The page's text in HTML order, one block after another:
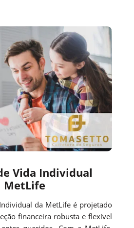
Vida Individual
MetLife
da MetLife é projetado
financeira robusta e flexível